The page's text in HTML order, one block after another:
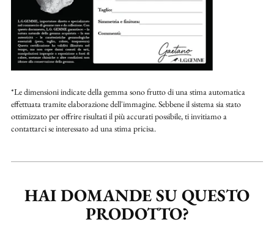
*Le dimensioni indicate della gemma sono frutto di una stima automatica
effettuata tramite elaborazione dell'immagine. Sebbene il sistema sia stato
ottimizzato per offrire risultati il più accurati possibile, ti invitiamo a
contattarci se interessato ad una stima pricisa.
HAI DOMANDE SU QUESTO
PRODOTTO?